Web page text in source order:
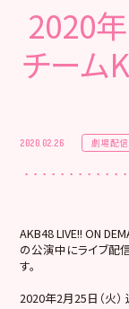
2020
チーム
2020.02.26 劇場配信
AKB48 LIVE!! ON
の公演中にライブ配
す。
2020年2月25日（火）